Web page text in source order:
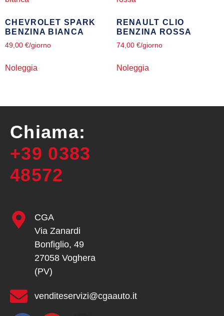
CHEVROLET SPARK
BENZINA BIANCA
49,00 €/giorno
Noleggia
RENAULT CLIO
BENZINA ROSSA
74,00 €/giorno
Noleggia
Chiama:
+39 0383
48572
CGA
Via Zanardi
Bonfiglio, 49
27058 Voghera
(PV)
venditeservizi@cgaauto.it